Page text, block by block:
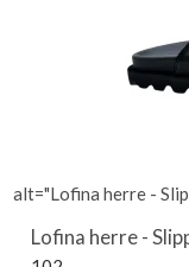
alt="Lofina herre -
Lofina herre -